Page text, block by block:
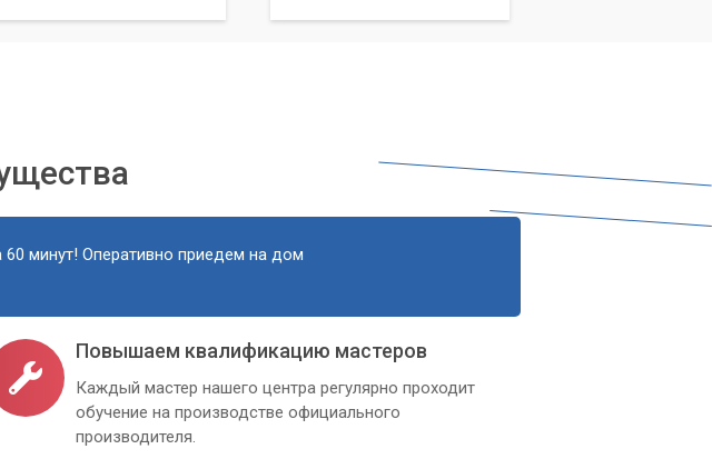
восстановим их до
уровня безопасности
минут! Оперативно приедем на дом
Повышаем квалификацию мастеров
Каждый мастер нашего центра регулярно проходит
обучение на производстве официального
производителя.